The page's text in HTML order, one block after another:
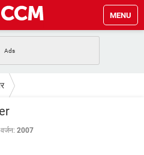
MENU
PUBG Mobile
वर्जन: 2007